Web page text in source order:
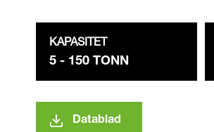
KAPASITET
5 - 150 TONN
Datablad